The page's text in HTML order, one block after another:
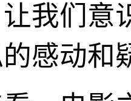
我们意
感动和